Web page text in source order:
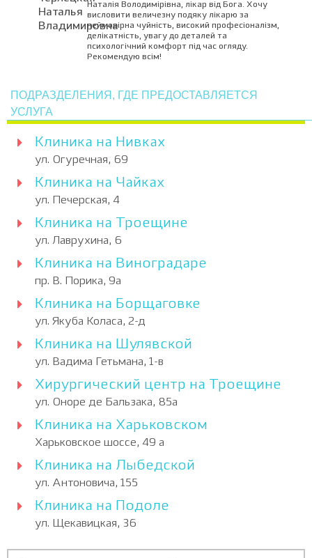
Наталія Володимірівна, лікар від Бога. Хочу
висловити величезну подяку лікарю за
неймовірна чуйність, високий професіоналізм,
делікатність, увагу до деталей та
психологічний комфорт під час огляду.
Рекомендую всім!
ПОДРАЗДЕЛЕНИЯ, ГДЕ ПРЕДОСТАВЛЯЕТСЯ
УСЛУГА
Клиника на Нивках
ул. Огуречная, 69
Клиника на Чайках
ул. Печерская, 4
Клиника на Троещине
ул. Лаврухина, 6
Клиника на Виноградаре
пр. В. Порика, 9а
Клиника на Борщаговке
ул. Якуба Коласа, 2-д
Клиника на Шулявской
ул. Вадима Гетьмана, 1-в
Хирургический центр на Троещине
ул. Оноре де Бальзака, 85а
Клиника на Харьковском
Харьковское шоссе, 49 а
Клиника на Лыбедской
ул. Антоновича, 155
Клиника на Подоле
ул. Щекавицкая, 36